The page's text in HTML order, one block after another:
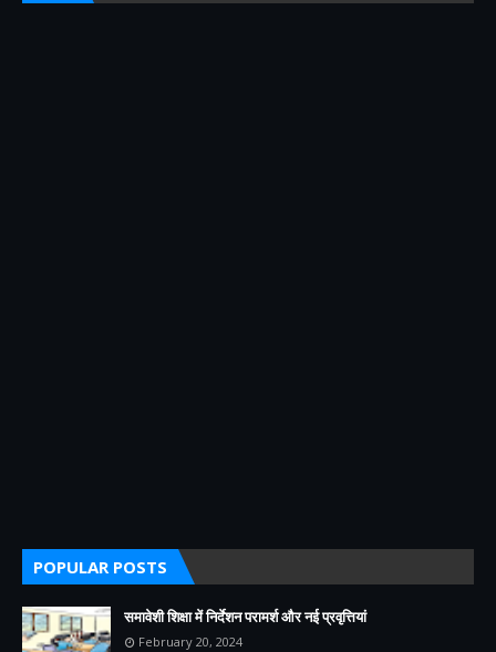
POPULAR POSTS
समावेशी शिक्षा में निर्देशन परामर्श और नई प्रवृत्तियां
February 20, 2024